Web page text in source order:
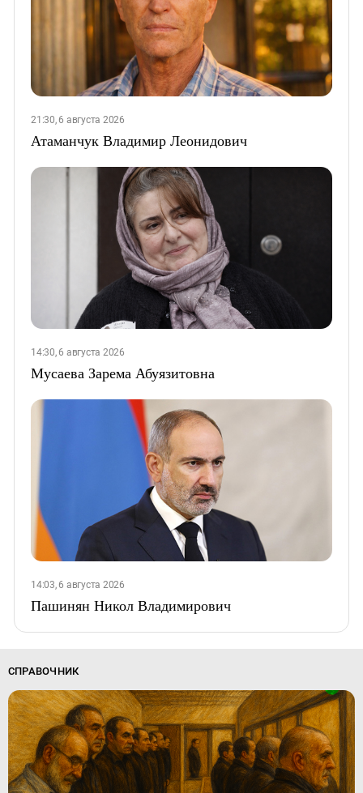
21:30, 6 августа 2026
Атаманчук Владимир Леонидович
14:30, 6 августа 2026
Мусаева Зарема Абуязитовна
14:03, 6 августа 2026
Пашинян Никол Владимирович
СПРАВОЧНИК